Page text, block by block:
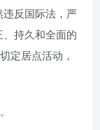
反国际法，严
持久和全面的
定居点活动，